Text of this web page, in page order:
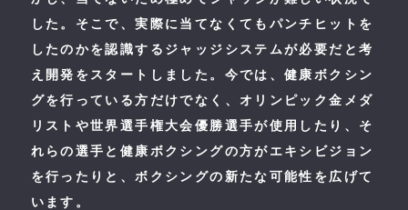
した。そこで、実際に当てなくてもパンチヒットを
したのかを認識するジャッジシステムが必要だと考
え開発をスタートしました。今では、健康ボクシン
グを行っている方だけでなく、オリンピック金メダ
リストや世界選手権大会優勝選手が使用したり、そ
れらの選手と健康ボクシングの方がエキシビジョン
を行ったりと、ボクシングの新たな可能性を広げて
います。